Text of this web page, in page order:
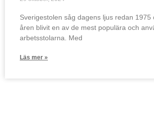
Sverigestolen såg dagens ljus redan 1975
åren blivit en av de mest populära och
arbetsstolarna. Med
Läs mer »